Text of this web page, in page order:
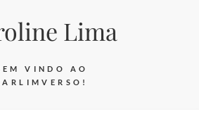
Lima
VINDO AO